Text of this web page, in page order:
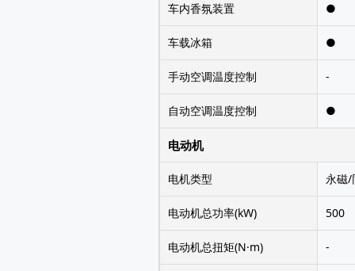
车内香氛装置 ●
车载冰箱 ●
手动空调温度控制 -
自动空调温度控制 ●
电动机
电机类型 永磁/
电动机总功率(kW) 500
电动机总扭矩(N·m) -